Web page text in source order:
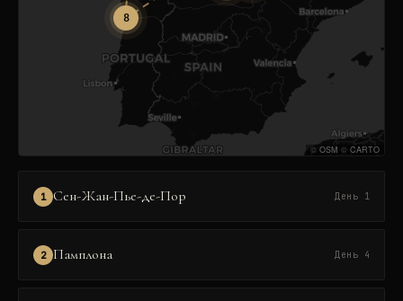
8
© OSM © CARTO
1 Сен-Жан-Пье-де-Пор День 1
2 Памплона День 4